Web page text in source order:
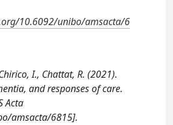
10.6092/unibo/amsacta/6
I., Chattat, R. (2021).
and responses of care.
Acta
amsacta/6815].